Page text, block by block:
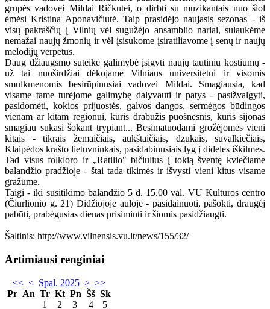
grupės vadovei Mildai Ričkutei, o dirbti su muzikantais nuo šiol
ėmėsi Kristina Aponavičiutė. Taip prasidėjo naujasis sezonas - iš
visų pakraščių į Vilnių vėl sugužėjo ansamblio nariai, sulaukėme
nemažai naujų žmonių ir vėl įsisukome įsiratiliavome į senų ir naujų
melodijų verpetus.
Daug džiaugsmo suteikė galimybė įsigyti naujų tautinių kostiumų -
už tai nuoširdžiai dėkojame Vilniaus universitetui ir visomis
smulkmenomis besirūpinusiai vadovei Mildai. Smagiausia, kad
visame tame turėjome galimybę dalyvauti ir patys - pasižvalgyti,
pasidomėti, kokios prijuostės, galvos dangos, sermėgos būdingos
vienam ar kitam regionui, kuris drabužis puošnesnis, kuris sijonas
smagiau sukasi šokant trypiant... Besimatuodami grožėjomės vieni
kitais - tikrais žemaičiais, aukštaičiais, dzūkais, suvalkiečiais,
Klaipėdos krašto lietuvninkais, pasidabinusiais lyg į dideles iškilmes.
Tad visus folkloro ir „Ratilio" bičiulius į tokią šventę kviečiame
balandžio pradžioje - štai tada tikimės ir išvysti vieni kitus visame
gražume.
Taigi - iki susitikimo balandžio 5 d. 15.00 val. VU Kultūros centro
(Čiurlionio g. 21) Didžiojoje auloje - pasidainuoti, pašokti, draugėj
pabūti, prabėgusias dienas prisiminti ir šiomis pasidžiaugti.
Šaltinis: http://www.vilnensis.vu.lt/news/155/32/
Artimiausi renginiai
<< < Spal. 2025 > >>
Pr An Tr Kt Pn Šš Sk
1
2 3 4 5